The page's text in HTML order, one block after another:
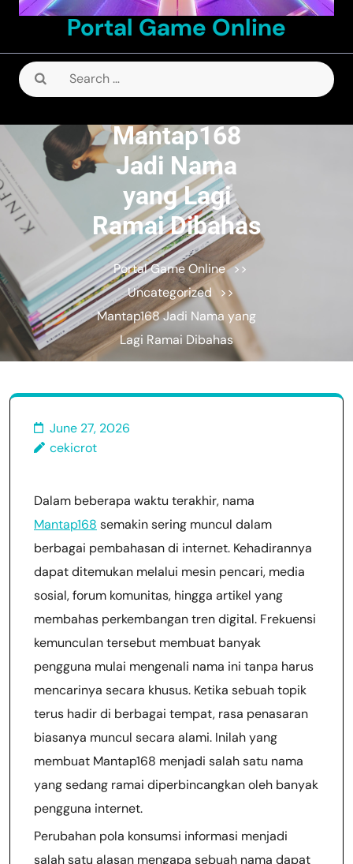
Portal Game Online
Search
for:
Mantap168
Jadi Nama
yang Lagi
Ramai Dibahas
Portal Game Online >>
Uncategorized >>
Mantap168 Jadi Nama yang
Lagi Ramai Dibahas
June 27, 2026
cekicrot
Dalam beberapa waktu terakhir, nama
Mantap168 semakin sering muncul dalam
berbagai pembahasan di internet. Kehadirannya
dapat ditemukan melalui mesin pencari, media
sosial, forum komunitas, hingga artikel yang
membahas perkembangan tren digital. Frekuensi
kemunculan tersebut membuat banyak
pengguna mulai mengenali nama ini tanpa harus
mencarinya secara khusus. Ketika sebuah topik
terus hadir di berbagai tempat, rasa penasaran
biasanya muncul secara alami. Inilah yang
membuat Mantap168 menjadi salah satu nama
yang sedang ramai diperbincangkan oleh banyak
pengguna internet.
Perubahan pola konsumsi informasi menjadi
salah satu alasan mengapa sebuah nama dapat